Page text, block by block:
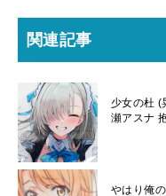
関連記事
少女の杜 (
瀬アスナ
やはり俺